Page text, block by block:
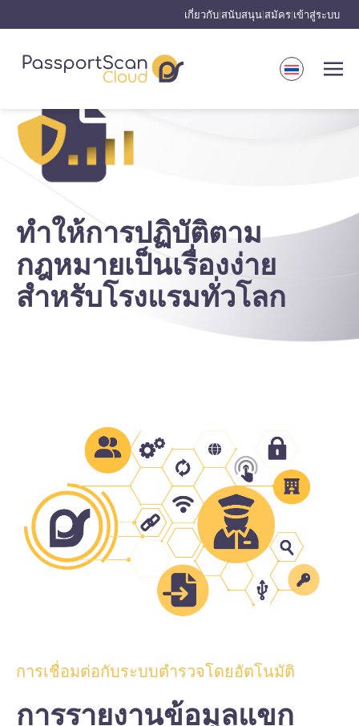
เกี่ยวกับ สนับสนุน สมัคร เข้าสู่ระบบ
ทำให้การปฏิบัติตาม
กฎหมายเป็นเรื่องง่าย
สำหรับโรงแรมทั่วโลก
การเชื่อมต่อกับระบบตำรวจโดยอัตโนมัติ
การรายงานข้อมูลแขก